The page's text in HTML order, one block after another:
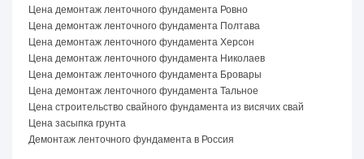
Цена демонтаж ленточного фундамента Ровно
Цена демонтаж ленточного фундамента Полтава
Цена демонтаж ленточного фундамента Херсон
Цена демонтаж ленточного фундамента Николаев
Цена демонтаж ленточного фундамента Бровары
Цена демонтаж ленточного фундамента Тальное
Цена строительство свайного фундамента из висячих свай
Цена засыпка грунта
Демонтаж ленточного фундамента в Россия